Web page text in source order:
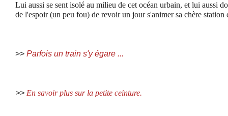
Lui aussi se sent isolé au milieu de cet océan urbain, et lui aussi
de l'espoir (un peu fou) de revoir un jour s'animer sa chère station
>> Parfois un train s'y égare ...
>> En savoir plus sur la petite ceinture.